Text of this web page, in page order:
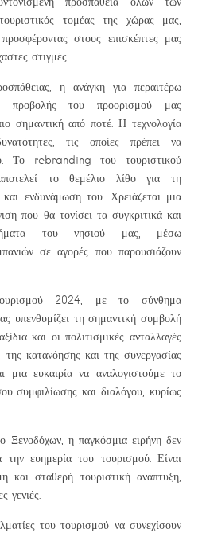
τομέας της χώρας μας,
στους επισκέπτες μας
στιγμές.
η ανάγκη για περαιτέρω
προβολής του προορισμού μας
σημαντική από ποτέ. Η τεχνολογία
τις οποίες πρέπει να
Το rebranding του τουριστικού
το θεμέλιο λίθο για τη
ενδυνάμωση του. Χρειάζεται μια
που θα τονίσει τα συγκριτικά και
του νησιού μας, μέσω
σε αγορές που παρουσιάζουν
2024, με το σύνθημα
υπενθυμίζει τη σημαντική συμβολή
και οι πολιτισμικές ανταλλαγές
κατανόησης και της συνεργασίας
μια ευκαιρία να αναλογιστούμε το
συμφιλίωσης και διαλόγου, κυρίως
Ξενοδόχων, η παγκόσμια ειρήνη δεν
την ευημερία του τουρισμού. Είναι
και σταθερή τουριστική ανάπτυξη,
γενιές.
του τουρισμού να συνεχίσουν